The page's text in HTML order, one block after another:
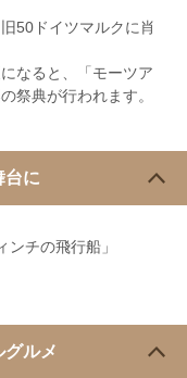
50ドイツマルクに肖
なると、「モーツア
祭典が行われます。
台に
ンチの飛行船」
ルメ